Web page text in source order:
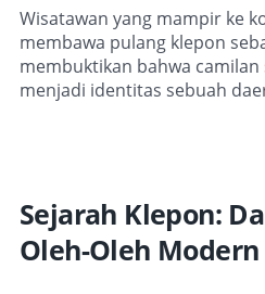
Wisatawan yang mampir ke
membawa pulang klepon
membuktikan bahwa
menjadi identitas sebuah
Sejarah Klepon:
Oleh-Oleh Modern